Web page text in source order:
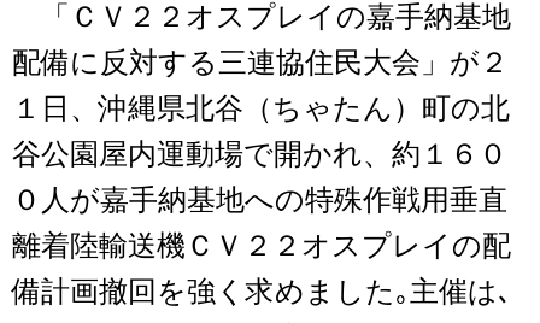
「ＣＶ２２オスプレイの嘉手納基地
配備に反対する三連協住民大会」が２
１日、沖縄県北谷（ちゃたん）町の北
谷公園屋内運動場で開かれ、約１６０
０人が嘉手納基地への特殊作戦用垂直
離着陸輸送機ＣＶ２２オスプレイの配
備計画撤回を強く求めました｡主催は､